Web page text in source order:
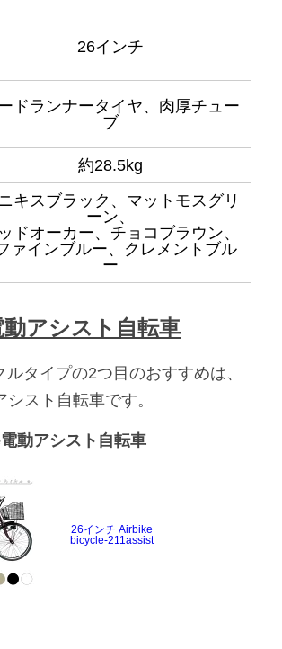
26インチ
ドランナータイヤ、肉厚チュー
ブ
約28.5kg
キスブラック、マットモスグリ
ーン、
ドオーカー、チョコブラウン、
ァインブルー、クレメントブル
ー
アシスト自転車
ルタイプの2つ目のおすすめは、
スト自転車です。
電動アシスト自転車
26インチ Airbike
bicycle-211assist